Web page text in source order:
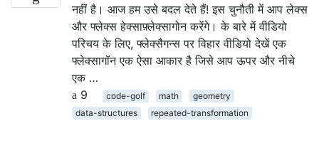
नहीं है। आज हम उसे बदल देते हैं! इस चुनौती में आप लेक्स
और फ्लेक्स हेक्साफ़्लेक्सागोन करेंगे। के बारे में वीडियो
परिचय के लिए, फ्लेक्सैगन्स पर विहार वीडियो देखें एक
फ्लेक्सागॉन एक ऐसा आकार है जिसे आप ऊपर और नीचे
एक …
9
code-golf math
geometry
data-structures
repeated-transformation